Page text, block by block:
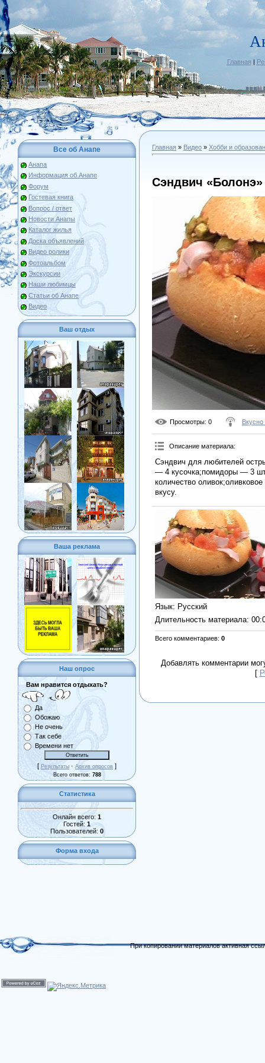
Главная |
Все об Анапе
Анапа
Информация об Анапе
Форум
Гостевая книга
Вопрос / ответ
Новости Анапы
Каталог жилья
Доска объявлений
Видео ролики
Фотоальбом
Экскурсии
Наши любимцы
Статьи об Анапе
Видео
Ваш отдых
Ваша реклама
Наш опрос
Вам нравится отдыхать?
Да
Обожаю
Не очень
Так себе
Времени нет
[ Результаты · Архив опросов ]
Всего ответов: 788
Статистика
Онлайн всего: 1
Гостей: 1
Пользователей: 0
Форма входа
Главная » Видео » Хобби и
Сэндвич
Просмотры: 0
Описание материала:
Сэндвич для любителей
— 4 кусочка;помидоры — 3
количество
вкусу.
Язык: Русский
Длительность материала:
Всего комментариев: 0
Добавлять комментарии
[
При копировании материалов активная